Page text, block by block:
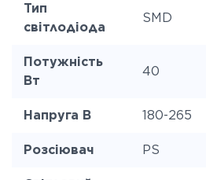
Тип
світлодіода
SMD
Потужність
Вт
40
Напруга В 180-265
Розсіювач PS